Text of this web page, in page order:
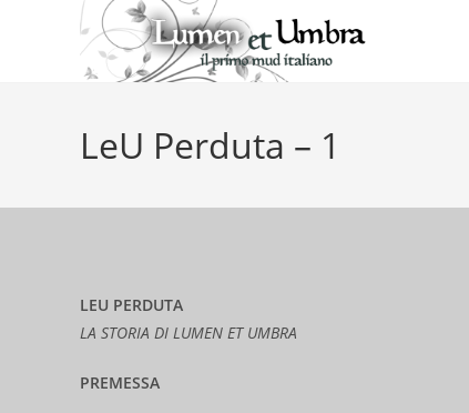
LeU Perduta – 1
LEU PERDUTA
LA STORIA DI LUMEN ET UMBRA
PREMESSA